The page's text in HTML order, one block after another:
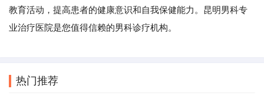
教育活动，提高患者的健康意识和自我保健能力。昆明男科专
业治疗医院是您值得信赖的男科诊疗机构。
热门推荐